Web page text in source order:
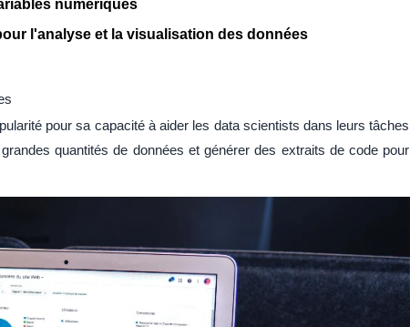
numériques
l'analyse et la visualisation des données
pour sa capacité à aider les data scientists dans leurs tâches
quantités de données et générer des extraits de code pour